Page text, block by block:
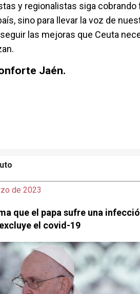
y regionalistas siga cobrando
sino para llevar la voz de
las mejoras que Ceuta
Jaén.
de 2023
que el papa sufre una
el covid-19